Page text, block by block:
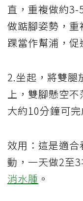
直，重複做約3-
做踮腳姿勢，
踝當作幫浦，促
2.坐起，將雙腿
上，雙腳懸空
大約10分鐘可完
效用：這是適
動，一天做2至
消水腫 。